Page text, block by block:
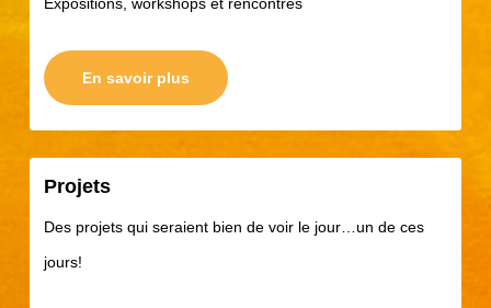
En savoir plus
Projets
Des projets qui seraient bien de voir le jour…un de ces
jours!